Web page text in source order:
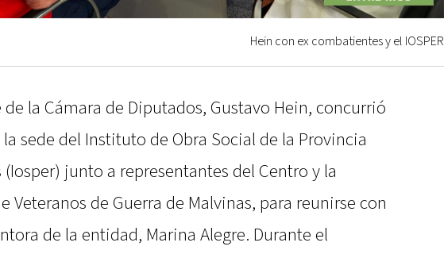
Hein con ex combatientes y el IOSPER
la Cámara de Diputados, Gustavo Hein, concurrió
sede del Instituto de Obra Social de la Provincia
(Iosper) junto a representantes del Centro y la
Veteranos de Guerra de Malvinas, para reunirse con
de la entidad, Marina Alegre. Durante el